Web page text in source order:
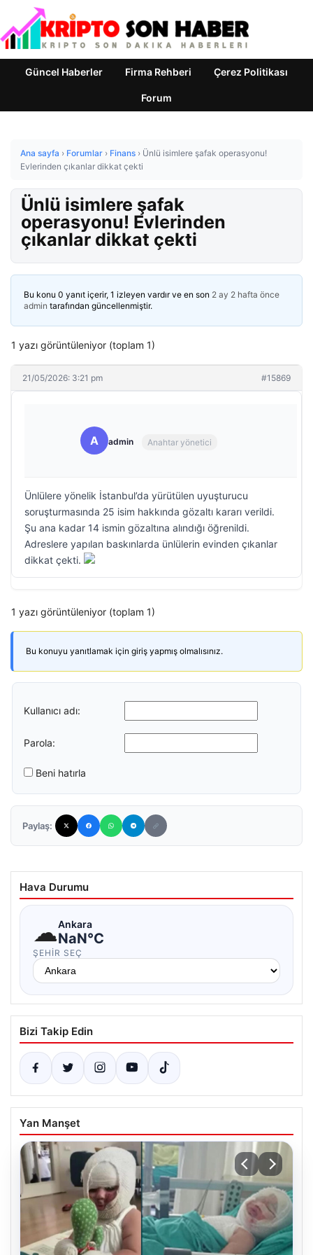
Güncel Haberler Firma Rehberi Çerez Politikası
Forum
Ana sayfa › Forumlar › Finans › Ünlü isimlere şafak operasyonu!
Evlerinden çıkanlar dikkat çekti
Ünlü isimlere şafak
operasyonu! Evlerinden
çıkanlar dikkat çekti
Bu konu 0 yanıt içerir, 1 izleyen vardır ve en son 2 ay 2 hafta önce
admin tarafından güncellenmiştir.
1 yazı görüntüleniyor (toplam 1)
21/05/2026: 3:21 pm #15869
A admin Anahtar yönetici
Ünlülere yönelik İstanbul’da yürütülen uyuşturucu
soruşturmasında 25 isim hakkında gözaltı kararı verildi.
Şu ana kadar 14 ismin gözaltına alındığı öğrenildi.
Adreslere yapılan baskınlarda ünlülerin evinden çıkanlar
dikkat çekti.
1 yazı görüntüleniyor (toplam 1)
Bu konuyu yanıtlamak için giriş yapmış olmalısınız.
Kullanıcı adı:
Parola:
Beni hatırla
Paylaş:
Hava Durumu
☁Ankara
NaN°C
ŞEHIR SEÇ
Bizi Takip Edin
Yan Manşet